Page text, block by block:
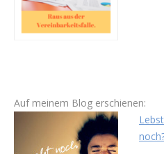
Auf meinem Blog erschienen: